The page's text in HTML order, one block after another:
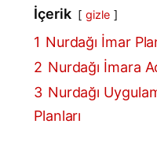
İçerik gizle
1 Nurdağı İmar
2 Nurdağı İmara
3 Nurdağı
Planları